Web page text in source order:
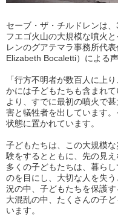
セーブ・ザ・チルドレンは
フエゴ火山の大規模な噴火
レンのグアテマラ事務所代
Elizabeth Bocaletti）による
「行方不明者が数百人に上
かには子どもたちも含まれ
より、すでに最初の噴火で
害と犠牲者を出しています
状態に置かれています。
子どもたちは、この大規模
験をするとともに、先の見
多くの子どもたちは、暮ら
のを目にし、大切な人を失
況の中、子どもたちを保護
大混乱の中、たくさんの子
います。